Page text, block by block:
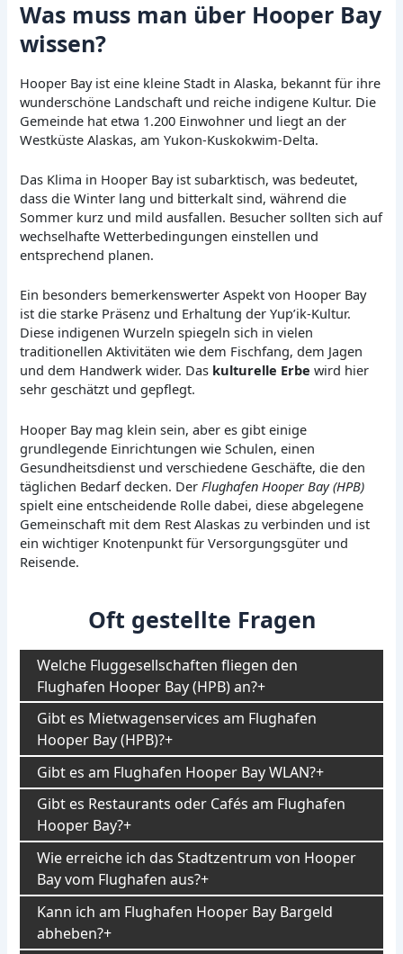
Was muss man über Hooper Bay
wissen?
Hooper Bay ist eine kleine Stadt in Alaska, bekannt für ihre
wunderschöne Landschaft und reiche indigene Kultur. Die
Gemeinde hat etwa 1.200 Einwohner und liegt an der
Westküste Alaskas, am Yukon-Kuskokwim-Delta.
Das Klima in Hooper Bay ist subarktisch, was bedeutet,
dass die Winter lang und bitterkalt sind, während die
Sommer kurz und mild ausfallen. Besucher sollten sich auf
wechselhafte Wetterbedingungen einstellen und
entsprechend planen.
Ein besonders bemerkenswerter Aspekt von Hooper Bay
ist die starke Präsenz und Erhaltung der Yup’ik-Kultur.
Diese indigenen Wurzeln spiegeln sich in vielen
traditionellen Aktivitäten wie dem Fischfang, dem Jagen
und dem Handwerk wider. Das kulturelle Erbe wird hier
sehr geschätzt und gepflegt.
Hooper Bay mag klein sein, aber es gibt einige
grundlegende Einrichtungen wie Schulen, einen
Gesundheitsdienst und verschiedene Geschäfte, die den
täglichen Bedarf decken. Der Flughafen Hooper Bay (HPB)
spielt eine entscheidende Rolle dabei, diese abgelegene
Gemeinschaft mit dem Rest Alaskas zu verbinden und ist
ein wichtiger Knotenpunkt für Versorgungsgüter und
Reisende.
Oft gestellte Fragen
Welche Fluggesellschaften fliegen den
Flughafen Hooper Bay (HPB) an?
Gibt es Mietwagenservices am Flughafen
Hooper Bay (HPB)?
Gibt es am Flughafen Hooper Bay WLAN?
Gibt es Restaurants oder Cafés am Flughafen
Hooper Bay?
Wie erreiche ich das Stadtzentrum von Hooper
Bay vom Flughafen aus?
Kann ich am Flughafen Hooper Bay Bargeld
abheben?